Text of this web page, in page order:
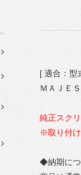
[ 適合：型
ＭＡＪＥ
純正スク
※取り付け
◆納期に